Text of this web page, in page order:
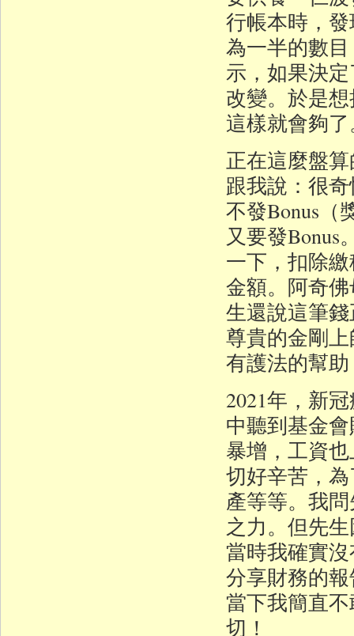
行帳本時，
為一半的數
示，如果決
改變。於是
這樣就會夠
正在這麼盤
跟我說：很
不發Bonus（
又要發Bonus
一下，扣除
金額。阿奇
生還說這筆
尊貴的金剛
有護法的幫
2021年，新
中聽到基金
暴增，工資
切好辛苦，
產等等。我
之力。但先
當時我確實
分享財務的
當下我簡直
切！